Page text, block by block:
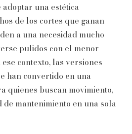
una estética
de los cortes que ganan
a una necesidad mucho
pulidos con el menor
contexto, las versiones
han convertido en una
quienes buscan movimiento,
mantenimiento en una sola